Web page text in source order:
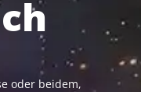
oder beidem,